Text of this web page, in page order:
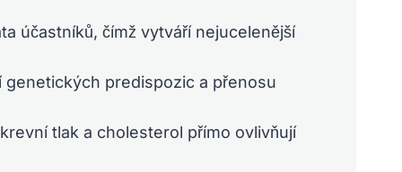
účastníků, čímž vytváří nejucelenější
predispozic a přenosu
tlak a cholesterol přímo ovlivňují